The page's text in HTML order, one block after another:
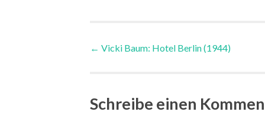
Post
← Vicki Baum: Hotel Berlin (1944)
Schreibe einen